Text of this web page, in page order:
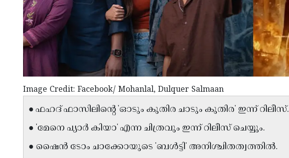
Image Credit: Facebook/ Mohanlal, Dulquer Salmaan
● ഫഹദ് ഫാസിലിന്റെ 'ഓടും കുതിര ചാടും കുതിര' ഇന്ന് റിലീസ്.
● 'മേനെ പ്യാർ കിയാ' എന്ന ചിത്രവും ഇന്ന് റിലീസ് ചെയ്യും.
● ഷൈൻ ടോം ചാക്കോയുടെ 'ബൾട്ടി' അനിശ്ചിതത്വത്തിൽ.